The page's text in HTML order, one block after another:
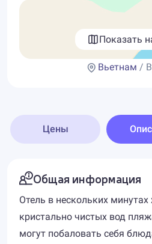
Показать
Вьетнам /
Цены
Общая информация
Отель в нескольких
кристально чистых вод
могут побаловать себя